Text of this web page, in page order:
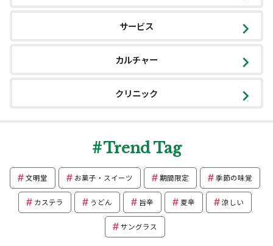
サービス
カルチャー
クリニック
Trend Tag
文明堂 お菓子・スイーツ 期間限定 季節の味覚
カステラ うどん 旨辛 夏辛 涼しい
サングラス